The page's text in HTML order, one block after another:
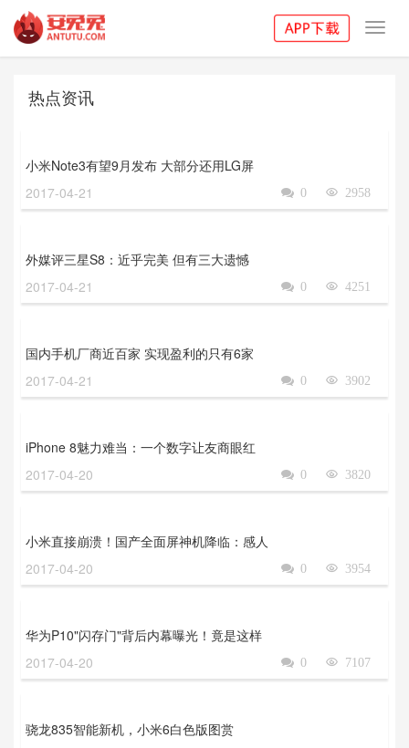
热点资讯
小米Note3有望9月发布 大部分还用LG屏
2017-04-21
2958

0

外媒评三星S8：近乎完美 但有三大遗憾
2017-04-21
4251

0

国内手机厂商近百家 实现盈利的只有6家
2017-04-21
3902

0

iPhone 8魅力难当：一个数字让友商眼红
2017-04-20
3820

0

小米直接崩溃！国产全面屏神机降临：感人
2017-04-20
3954

0

华为P10"闪存门"背后内幕曝光！竟是这样
2017-04-20
7107

0

骁龙835智能新机，小米6白色版图赏